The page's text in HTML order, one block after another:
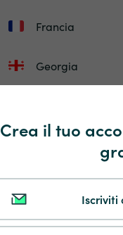
Crea il tuo
Iscriviti
Francia
Georgia
Guinea-Bissau
Honduras